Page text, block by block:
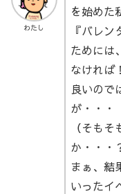
わたし
を始めた
『バレ
ためには
なければ
良いので
が・・・
（そも
か・・・
まぁ、結
いったイ